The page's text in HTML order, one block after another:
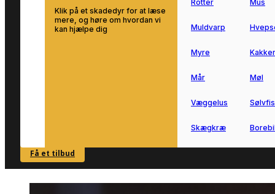
Klik på et skadedyr for at læse
mere, og høre om hvordan vi
kan hjælpe dig
SE OVERSIGT
Rotter Mus
Muldvarp
Myre
Mår Møl
Væggelus
Skægkræ
Få et tilbud